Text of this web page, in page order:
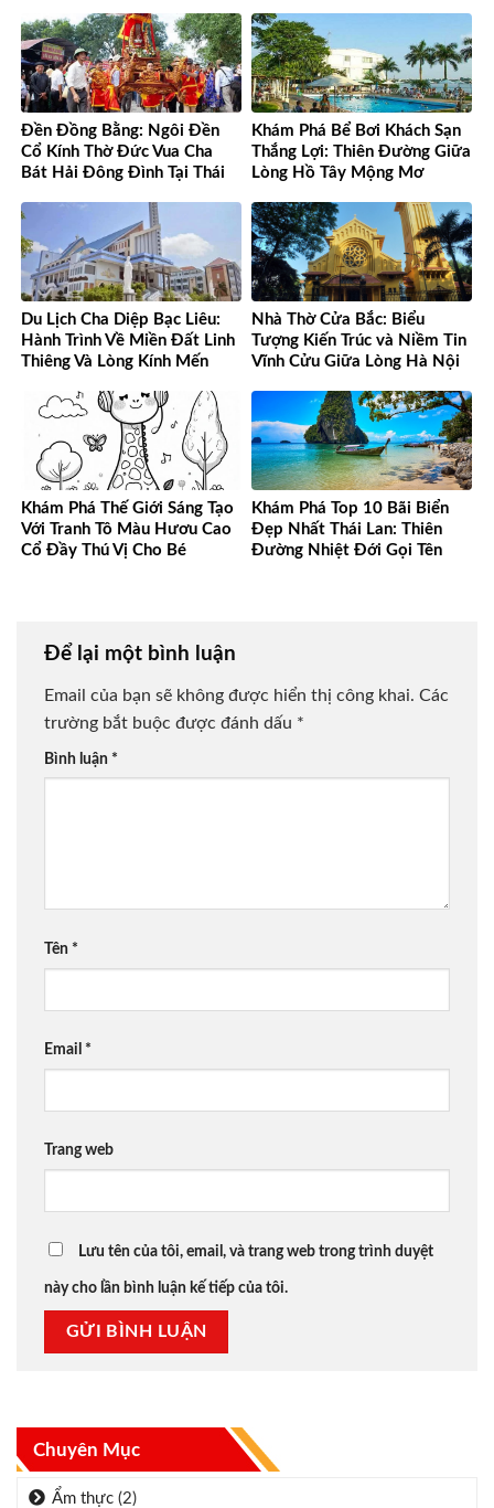
Chuyên Mục
Ẩm thực (2)
Đền Đồng Bằng: Ngôi Đền
Cổ Kính Thờ Đức Vua Cha
Bát Hải Đông Đình Tại Thái
Khám Phá Bể Bơi Khách Sạn
Thắng Lợi: Thiên Đường Giữa
Lòng Hồ Tây Mộng Mơ
Du Lịch Cha Diệp Bạc Liêu:
Hành Trình Về Miền Đất Linh
Thiêng Và Lòng Kính Mến
Nhà Thờ Cửa Bắc: Biểu
Tượng Kiến Trúc và Niềm Tin
Vĩnh Cửu Giữa Lòng Hà Nội
Khám Phá Thế Giới Sáng Tạo
Với Tranh Tô Màu Hươu Cao
Cổ Đầy Thú Vị Cho Bé
Khám Phá Top 10 Bãi Biển
Đẹp Nhất Thái Lan: Thiên
Đường Nhiệt Đới Gọi Tên
Để lại một bình luận
Email của bạn sẽ không được hiển thị công khai. Các
trường bắt buộc được đánh dấu *
Bình luận *
Tên *
Email *
Trang web
Lưu tên của tôi, email, và trang web trong trình duyệt
này cho lần bình luận kế tiếp của tôi.